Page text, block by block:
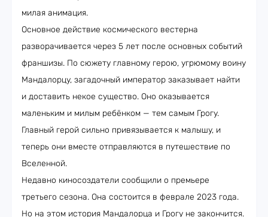
милая анимация.
Основное действие космического вестерна
разворачивается через 5 лет после основных событий
франшизы. По сюжету главному герою, угрюмому воину
Мандалорцу, загадочный император заказывает найти
и доставить некое существо. Оно оказывается
маленьким и милым ребёнком — тем самым Грогу.
Главный герой сильно привязывается к малышу, и
теперь они вместе отправляются в путешествие по
Вселенной.
Недавно киносоздатели сообщили о премьере
третьего сезона. Она состоится в феврале 2023 года.
Но на этом история Мандалорца и Грогу не закончится.